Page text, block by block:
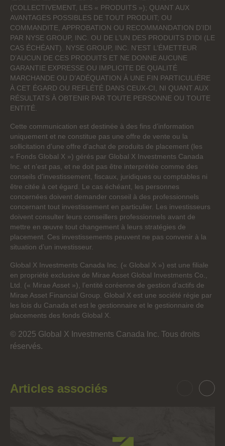
(COLLECTIVEMENT, LES « PRODUITS »); QUANT AUX
AVANTAGES POSSIBLES DE TOUT PRODUIT; OU
COMMANDITE, APPROBATION OU RECOMMANDATION D’IDI
PAR NYSE GROUP, INC. OU DE L’UN DES PRODUITS D’IDI (LE
CAS ÉCHÉANT). NYSE GROUP, INC. N’EST L’ÉMETTEUR
D’AUCUN DE CES PRODUITS ET NE DONNE AUCUNE
GARANTIE EXPRESSE OU IMPLICITE DE QUALITÉ
MARCHANDE OU D’ADÉQUATION À UNE FIN PARTICULIÈRE
À CET ÉGARD OU REFLÉTÉ DANS CEUX-CI, NI QUANT AUX
RÉSULTATS À OBTENIR PAR TOUTE PERSONNE OU TOUTE
ENTITÉ.
Cette communication est destinée à des fins d’information
uniquement et ne constitue pas une offre de vente ou la
sollicitation d’une offre d’achat de produits de placement (les
« Fonds Global X ») gérés par Global X Investments Canada
Inc. et n’est pas, et ne doit pas être interprétée comme des
conseils d’investissement, fiscaux, juridiques ou comptables ni
être citée à cet égard. Le cas échéant, les personnes
concernées doivent demander conseil à des professionnels
concernant tout investissement en particulier. Les investisseurs
doivent consulter leurs conseillers professionnels avant de
mettre en œuvre tout changement à leurs stratégies de
placement. Ces investissements peuvent ne pas convenir à la
situation d’un investisseur.
Global X Investments Canada Inc. (« Global X ») est une filiale
en propriété exclusive de Mirae Asset Global Investments Co.,
Ltd. (« Mirae Asset »), l’entité coréenne de gestion d’actifs de
Mirae Asset Financial Group. Global X est une société régie par
les lois du Canada et est le gestionnaire et le gestionnaire de
placements des fonds Global X.
© 2025 Global X Investments Canada Inc. Tous droits
réservés.
Articles associés